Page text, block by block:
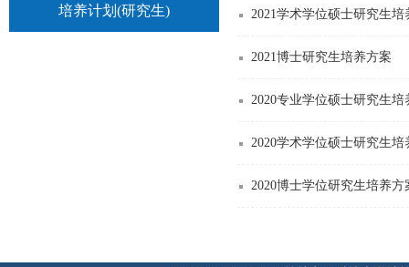
培养计划(研究生) 2021学术学位硕士研究生培
2021博士研究生培养方案
2020专业学位硕士研究生培
2020学术学位硕士研究生培
2020博士学位研究生培养方